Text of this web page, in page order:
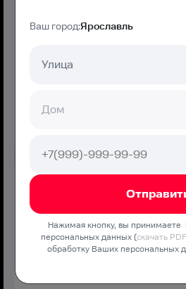
950₽/мес с
МТС Дома
Оптимальная скорость без
Ваш город:Ярославль
Нажимая кнопку, вы принимаете
персональных данных (скачать PDF
обработку Ваших персональных